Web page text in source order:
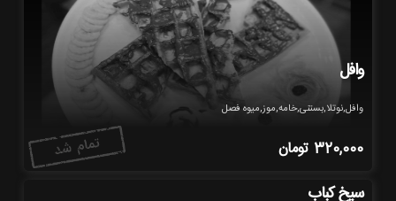
وافل
وافل,نوتلا,بستنی,خامه,موز,میوه فصل
320,000 تومان
سیخ کباب